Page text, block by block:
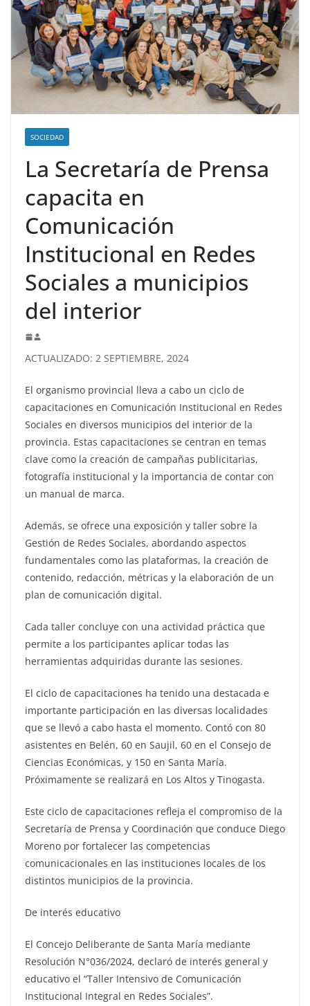
SOCIEDAD
La Secretaría de Prensa
capacita en
Comunicación
Institucional en Redes
Sociales a municipios
del interior
ACTUALIZADO: 2 SEPTIEMBRE, 2024
El organismo provincial lleva a cabo un ciclo de
capacitaciones en Comunicación Institucional en Redes
Sociales en diversos municipios del interior de la
provincia. Estas capacitaciones se centran en temas
clave como la creación de campañas publicitarias,
fotografía institucional y la importancia de contar con
un manual de marca.
Además, se ofrece una exposición y taller sobre la
Gestión de Redes Sociales, abordando aspectos
fundamentales como las plataformas, la creación de
contenido, redacción, métricas y la elaboración de un
plan de comunicación digital.
Cada taller concluye con una actividad práctica que
permite a los participantes aplicar todas las
herramientas adquiridas durante las sesiones.
El ciclo de capacitaciones ha tenido una destacada e
importante participación en las diversas localidades
que se llevó a cabo hasta el momento. Contó con 80
asistentes en Belén, 60 en Saujil, 60 en el Consejo de
Ciencias Económicas, y 150 en Santa María.
Próximamente se realizará en Los Altos y Tinogasta.
Este ciclo de capacitaciones refleja el compromiso de la
Secretaría de Prensa y Coordinación que conduce Diego
Moreno por fortalecer las competencias
comunicacionales en las instituciones locales de los
distintos municipios de la provincia.
De interés educativo
El Concejo Deliberante de Santa María mediante
Resolución N°036/2024, declaró de interés general y
educativo el “Taller Intensivo de Comunicación
Institucional Integral en Redes Sociales”.